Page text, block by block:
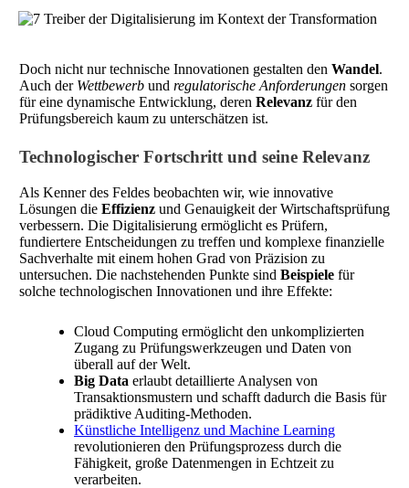
Doch nicht nur technische Innovationen gestalten den Wandel.
Auch der Wettbewerb und regulatorische Anforderungen sorgen
für eine dynamische Entwicklung, deren Relevanz für den
Prüfungsbereich kaum zu unterschätzen ist.
Technologischer Fortschritt und seine Relevanz
Als Kenner des Feldes beobachten wir, wie innovative
Lösungen die Effizienz und Genauigkeit der Wirtschaftsprüfung
verbessern. Die Digitalisierung ermöglicht es Prüfern,
fundiertere Entscheidungen zu treffen und komplexe finanzielle
Sachverhalte mit einem hohen Grad von Präzision zu
untersuchen. Die nachstehenden Punkte sind Beispiele für
solche technologischen Innovationen und ihre Effekte:
Cloud Computing ermöglicht den unkomplizierten
Zugang zu Prüfungswerkzeugen und Daten von
überall auf der Welt.
Big Data erlaubt detaillierte Analysen von
Transaktionsmustern und schafft dadurch die Basis für
prädiktive Auditing-Methoden.
Künstliche Intelligenz und Machine Learning
revolutionieren den Prüfungsprozess durch die
Fähigkeit, große Datenmengen in Echtzeit zu
verarbeiten.